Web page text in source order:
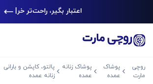
اعتبار بگیر، راحت‌تر خرید|
روچی
مارت
پوشاک
عمده
پوشاک زنانه
عمده
پالتو، کاپشن و بارانی
زنانه عمده